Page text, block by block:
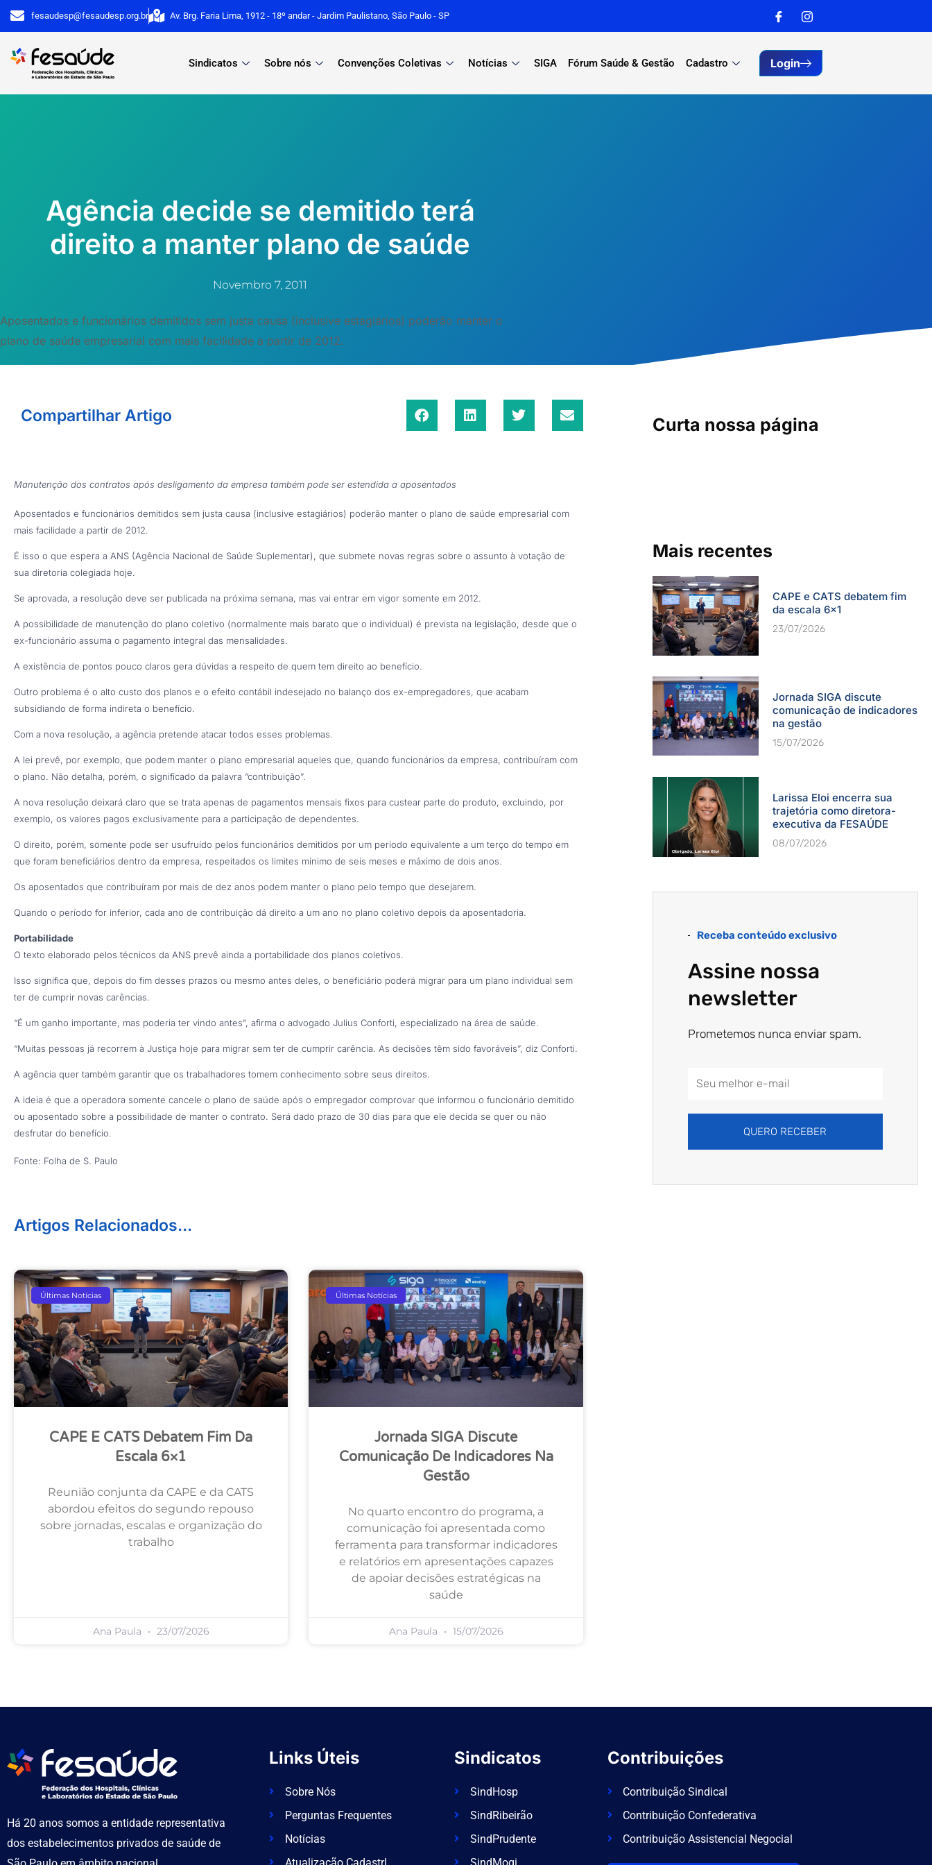
para
conteúdo
fesaudesp@fesaudesp.org.br Av. Brg. Faria Lima, 1912 - 18º andar - Jardim Paulistano, São Paulo - SP
Sindicatos Sobre nós Convenções Coletivas Notícias SIGA Fórum Saúde & Gestão Cadastro Login
Agência decide se demitido terá
direito a manter plano de saúde
Novembro 7, 2011
Aposentados e funcionários demitidos sem justa causa (inclusive estagiários) poderão manter o
plano de saúde empresarial com mais facilidade a partir de 2012.
Compartilhar Artigo
Manutenção dos contratos após desligamento da empresa também pode ser estendida a aposentados
Aposentados e funcionários demitidos sem justa causa (inclusive estagiários) poderão manter o plano de saúde empresarial com
mais facilidade a partir de 2012.
É isso o que espera a ANS (Agência Nacional de Saúde Suplementar), que submete novas regras sobre o assunto à votação de
sua diretoria colegiada hoje.
Se aprovada, a resolução deve ser publicada na próxima semana, mas vai entrar em vigor somente em 2012.
A possibilidade de manutenção do plano coletivo (normalmente mais barato que o individual) é prevista na legislação, desde que o
ex-funcionário assuma o pagamento integral das mensalidades.
A existência de pontos pouco claros gera dúvidas a respeito de quem tem direito ao benefício.
Outro problema é o alto custo dos planos e o efeito contábil indesejado no balanço dos ex-empregadores, que acabam
subsidiando de forma indireta o benefício.
Com a nova resolução, a agência pretende atacar todos esses problemas.
A lei prevê, por exemplo, que podem manter o plano empresarial aqueles que, quando funcionários da empresa, contribuíram com
o plano. Não detalha, porém, o significado da palavra “contribuição”.
A nova resolução deixará claro que se trata apenas de pagamentos mensais fixos para custear parte do produto, excluindo, por
exemplo, os valores pagos exclusivamente para a participação de dependentes.
O direito, porém, somente pode ser usufruído pelos funcionários demitidos por um período equivalente a um terço do tempo em
que foram beneficiários dentro da empresa, respeitados os limites mínimo de seis meses e máximo de dois anos.
Os aposentados que contribuíram por mais de dez anos podem manter o plano pelo tempo que desejarem.
Quando o período for inferior, cada ano de contribuição dá direito a um ano no plano coletivo depois da aposentadoria.
Portabilidade
O texto elaborado pelos técnicos da ANS prevê ainda a portabilidade dos planos coletivos.
Isso significa que, depois do fim desses prazos ou mesmo antes deles, o beneficiário poderá migrar para um plano individual sem
ter de cumprir novas carências.
“É um ganho importante, mas poderia ter vindo antes”, afirma o advogado Julius Conforti, especializado na área de saúde.
“Muitas pessoas já recorrem à Justiça hoje para migrar sem ter de cumprir carência. As decisões têm sido favoráveis”, diz Conforti.
A agência quer também garantir que os trabalhadores tomem conhecimento sobre seus direitos.
A ideia é que a operadora somente cancele o plano de saúde após o empregador comprovar que informou o funcionário demitido
ou aposentado sobre a possibilidade de manter o contrato. Será dado prazo de 30 dias para que ele decida se quer ou não
desfrutar do benefício.
Fonte: Folha de S. Paulo
Artigos Relacionados...
Últimas Notícias
CAPE E CATS Debatem Fim Da
Escala 6×1
Reunião conjunta da CAPE e da CATS
abordou efeitos do segundo repouso
sobre jornadas, escalas e organização do
trabalho
Ana Paula 23/07/2026
Últimas Notícias
Jornada SIGA Discute
Comunicação De Indicadores Na
Gestão
No quarto encontro do programa, a
comunicação foi apresentada como
ferramenta para transformar indicadores
e relatórios em apresentações capazes
de apoiar decisões estratégicas na
saúde
Ana Paula 15/07/2026
Curta nossa página
Mais recentes
CAPE e CATS debatem fim
da escala 6×1
23/07/2026
Jornada SIGA discute
comunicação de indicadores
na gestão
15/07/2026
Larissa Eloi encerra sua
trajetória como diretora-
executiva da FESAÚDE
08/07/2026
Receba conteúdo exclusivo
Assine nossa
newsletter
Prometemos nunca enviar spam.
Email
QUERO RECEBER
Há 20 anos somos a entidade representativa
dos estabelecimentos privados de saúde de
Links Úteis
Sobre Nós
Perguntas Frequentes
Notícias
Atualização Cadastrl
Sindicatos
SindHosp
SindRibeirão
SindPrudente
SindMogi
Contribuições
Contribuição Sindical
Contribuição Confederativa
Contribuição Assistencial Negocial